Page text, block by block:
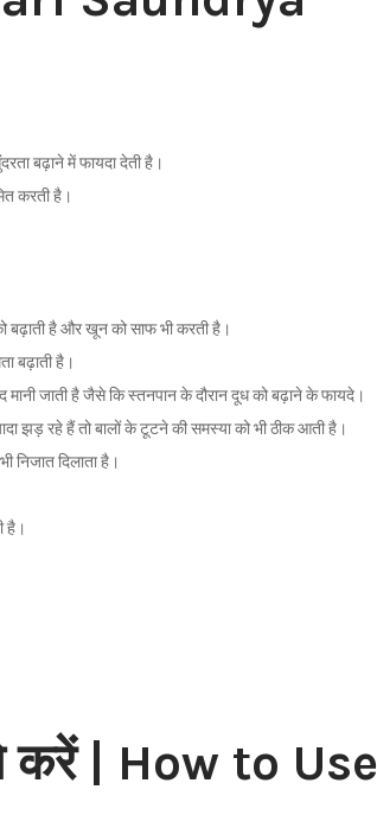
बढ़ाने में फायदा देती है।
करती है।
बढ़ाती है और खून को साफ भी करती है।
बढ़ाती है।
मानी जाती है जैसे कि स्तनपान के दौरान दूध को बढ़ाने के फायदे।
झड़ रहे हैं तो बालों के टूटने की समस्या को भी ठीक आती है।
दिलाता है।
है।
करें | How to Use